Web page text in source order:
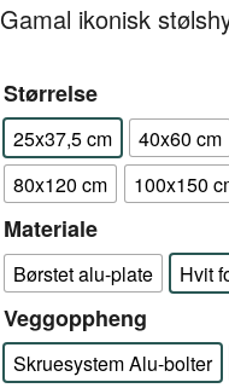
Gamal ikonisk
Størrelse
25x37,5 cm 40x60 cm
80x120 cm
100x150
Materiale
Børstet alu-plate Hvit
Veggoppheng
Skruesystem Alu-bolter